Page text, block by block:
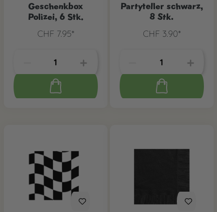
Geschenkbox
Polizei, 6 Stk.
CHF 7.95*
Partyteller schwarz,
8 Stk.
CHF 3.90*